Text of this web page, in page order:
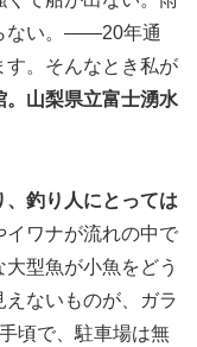
ない。——20年通
す。そんなとき私が
。山梨県立富士湧水
、釣り人にとっては
イワナが流れの中で
型魚が小魚をどう
ないものが、ガラ
頃で、駐車場は無